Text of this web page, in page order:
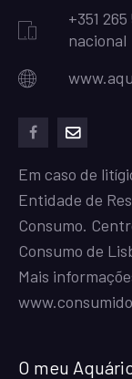
+351
nacional
Em caso de
Entidade de
Consumo.
Consumo de
Mais
O meu